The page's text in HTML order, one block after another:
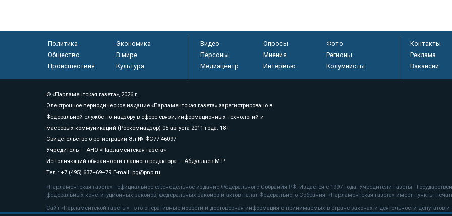
Политика
Экономика
Общество
В мире
Происшествия
Культура
Видео Опросы
Фото
Персоны
Мнения
Регионы
Медиацентр
Интервью Колумнисты
Контакты
Реклама
Вакансии
© «Парламентская газета», 2026 г.
Электронное периодическое издание «Парламентская газета» зарегистрировано в
Федеральной службе по надзору в сфере связи, информационных технологий и
массовых коммуникаций (Роскомнадзор) 05 августа 2011 года. 18+
Свидетельство о регистрации Эл № ФС77-46097
Учредитель — АНО «Парламентская газета»
Исполняющий обязанности главного редактора — Абдуллаев М.Р.
Тел.: +7 (495) 637–69–79 E-mail: pg@pnp.ru
«Парламентская газета» - официальное еженедельное издание Федерального Собрания РФ. Издается с 1997 года. Учредители газеты -
федеральных конституционных законов, федеральных законов и актов палат Федерального Собрания. «Парламентская газета» имеет пункты
Сайт «Парламентской газеты» - это оперативные новости и достоверная информация о принимаемых в стране законах и деятельности депутатов